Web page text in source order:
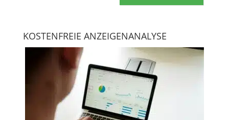
KOSTENFREIE ANZEIGENANALYSE